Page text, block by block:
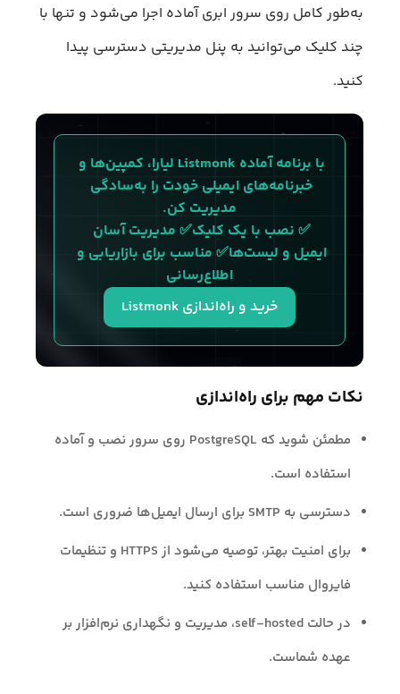
به‌طور کامل روی سرور ابری آماده اجرا می‌شود و تنها با
چند کلیک می‌توانید به پنل مدیریتی دسترسی پیدا
کنید.
با برنامه آماده Listmonk لیارا، کمپین‌ها و
خبرنامه‌های ایمیلی خودت را به‌سادگی
مدیریت کن.
✅ نصب با یک کلیک✅ مدیریت آسان
ایمیل و لیست‌ها✅ مناسب برای بازاریابی و
اطلاع‌رسانی
خرید و راه‌اندازی Listmonk
نکات مهم برای راه‌اندازی
مطمئن شوید که PostgreSQL روی سرور نصب و آماده
استفاده است.
دسترسی به SMTP برای ارسال ایمیل‌ها ضروری است.
برای امنیت بهتر، توصیه می‌شود از HTTPS و تنظیمات
فایروال مناسب استفاده کنید.
در حالت self-hosted، مدیریت و نگهداری نرم‌افزار بر
عهده شماست.